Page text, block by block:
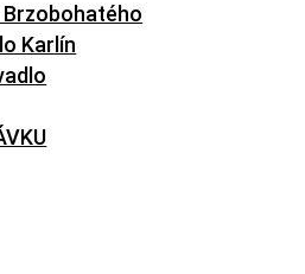
Brzobohatého
Karlín